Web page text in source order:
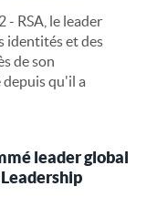
- RSA, le leader
identités et des
de son
qu'il a
leader global